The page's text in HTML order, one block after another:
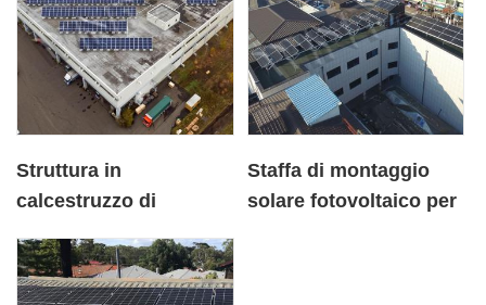
Struttura in
calcestruzzo di
pannelli fotovoltaici a
tetto piano
Staffa di montaggio
solare fotovoltaico per